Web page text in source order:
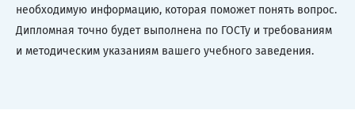
необходимую информацию, которая поможет понять вопрос.
Дипломная точно будет выполнена по ГОСТу и требованиям
и методическим указаниям вашего учебного заведения.